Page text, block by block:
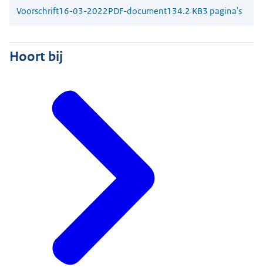
Voorschrift16-03-2022PDF-document134.2 KB3 pagina's
Hoort bij